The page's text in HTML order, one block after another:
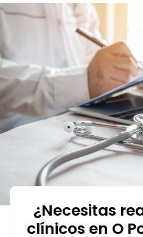
¿Necesitas
clínicos en O